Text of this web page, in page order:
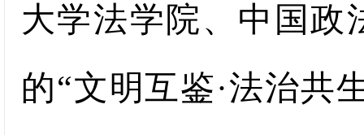
大学法学院、中国政
的“文明互鉴·法治共